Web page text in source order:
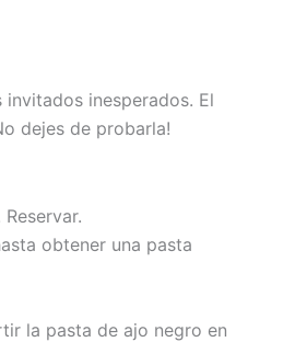
inesperados. El
dejes de probarla!
obtener una pasta
la pasta de ajo negro en